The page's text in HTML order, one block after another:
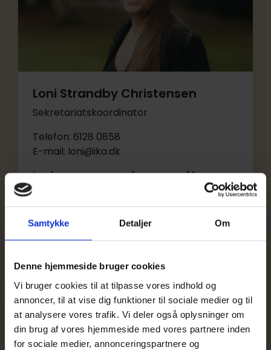
Samtykke Detaljer Om
Denne hjemmeside bruger cookies
Vi bruger cookies til at tilpasse vores indhold og
annoncer, til at vise dig funktioner til sociale medier og til
at analysere vores trafik. Vi deler også oplysninger om
din brug af vores hjemmeside med vores partnere inden
for sociale medier, annonceringspartnere og
Loni Strandby Christensen
Sekretariatskoordinator
Telefon: 6128 0858
E-mail: loni@ika.dk
Loni svarer gerne på spørgsmål om:
Fakturaer
Tilmeldinger til IKAs aktiviteter